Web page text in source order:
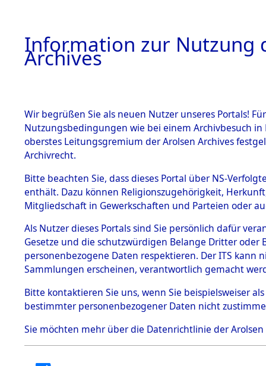
BESTÄNDE
1.
mente
5. Verschiedenes
5.3
Todesmärsche
5.3.1 Alliierte
Erhebungen
zu
Todesmärsch
en
5.3.2
Information zur Nutzung
Archives
Wir begrüßen Sie als neuen Nutzer unseres Portals!
Nutzungsbedingungen wie bei einem Archivbesuch
oberstes Leitungsgremium der Arolsen Archives
Archivrecht.
Bitte beachten Sie, dass dieses Portal über NS-
enthält. Dazu können Religionszugehörigkeit,
Mitgliedschaft in Gewerkschaften und Parteien oder
Als Nutzer dieses Portals sind Sie persönlich dafür
Gesetze und die schutzwürdigen Belange Dritter
personenbezogene Daten respektieren. Der ITS
Sammlungen erscheinen, verantwortlich gemacht
Bitte kontaktieren Sie uns, wenn Sie beispielsweiser
bestimmter personenbezogener Daten nicht
Sie möchten mehr über die Datenrichtlinie der Arolsen